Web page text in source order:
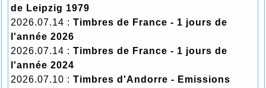
de Leipzig 1979
2026.07.14 : Timbres de France - 1 jours de
l'année 2026
2026.07.14 : Timbres de France - 1 jours de
l'année 2024
2026.07.10 : Timbres d'Andorre - Emissions